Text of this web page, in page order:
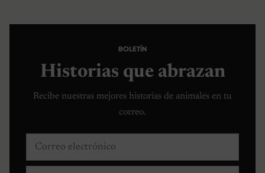
BOLETÍN
Historias que abrazan
Recibe nuestras mejores historias de animales en tu
correo.
Correo electrónico